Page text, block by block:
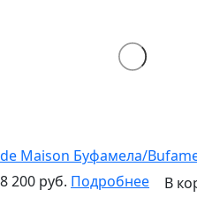
de Maison Буфамела/
8 200 руб. Подробнее В